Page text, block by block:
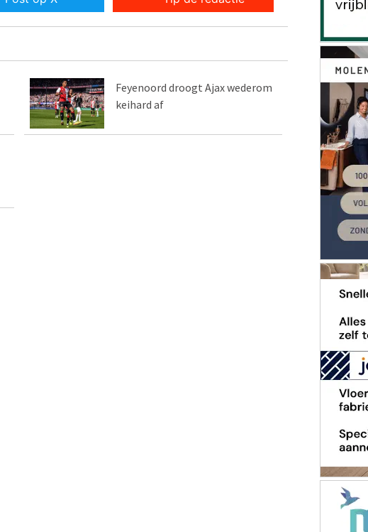
Feyenoord droogt Ajax wederom
keihard af